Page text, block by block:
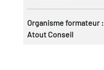
Organisme formateur :
Atout Conseil